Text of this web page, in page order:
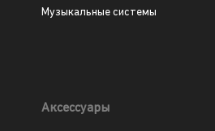
Музыкальные системы
Аксессуары